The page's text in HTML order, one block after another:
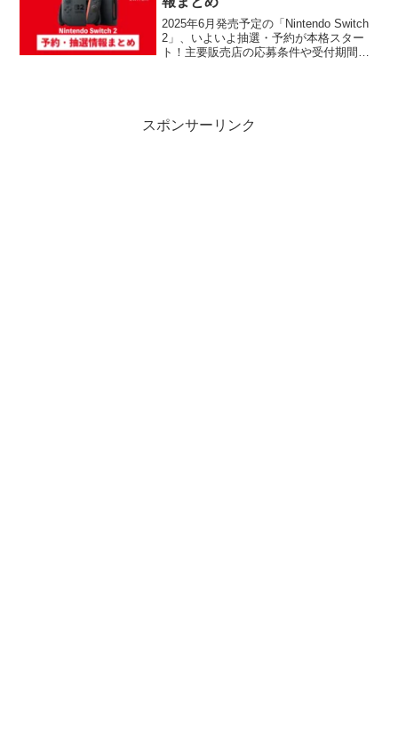
レイ性の高いローグライク要素が魅力。
さらに、初心者でも遊びやすいシンプル
操作や無課金でも十分楽しめる設計もポ
イントです。
2025年6月発売予定の「Nintendo Switch
2」、いよいよ抽選・予約が本格スター
ト！主要販売店の応募条件や受付期間を
スポンサーリンク